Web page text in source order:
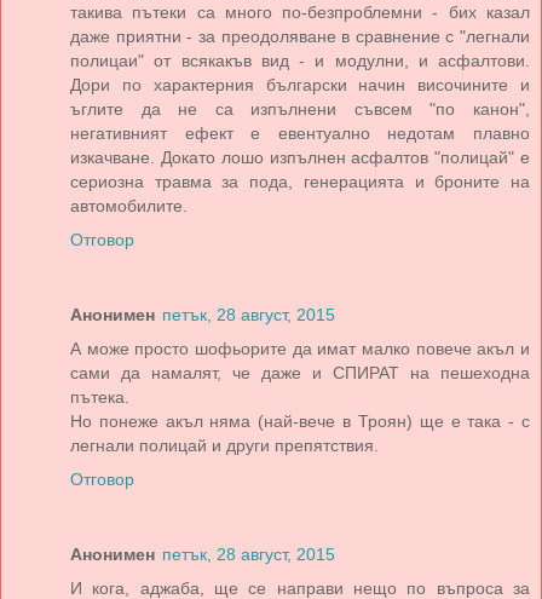
такива пътеки са много по-безпроблемни - бих казал
даже приятни - за преодоляване в сравнение с "легнали
полицаи" от всякакъв вид - и модулни, и асфалтови.
Дори по характерния български начин височините и
ъглите да не са изпълнени съвсем "по канон",
негативният ефект е евентуално недотам плавно
изкачване. Докато лошо изпълнен асфалтов "полицай" е
сериозна травма за пода, генерацията и броните на
автомобилите.
Отговор
Анонимен петък, 28 август, 2015
А може просто шофьорите да имат малко повече акъл и
сами да намалят, че даже и СПИРАТ на пешеходна
пътека.
Но понеже акъл няма (най-вече в Троян) ще е така - с
легнали полицай и други препятствия.
Отговор
Анонимен петък, 28 август, 2015
И кога, аджаба, ще се направи нещо по въпроса за